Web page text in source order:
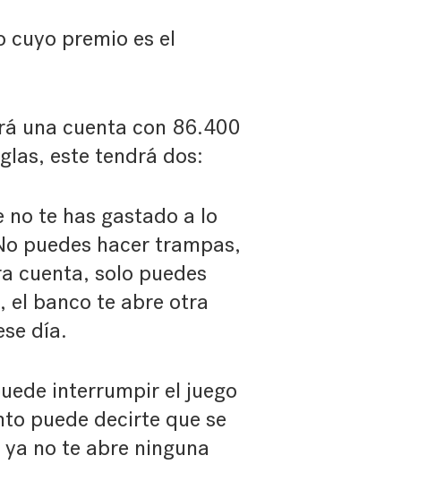
cuyo premio es el
una cuenta con 86.400
este tendrá dos:
no te has gastado a lo
puedes hacer trampas,
cuenta, solo puedes
el banco te abre otra
día.
interrumpir el juego
puede decirte que se
no te abre ninguna